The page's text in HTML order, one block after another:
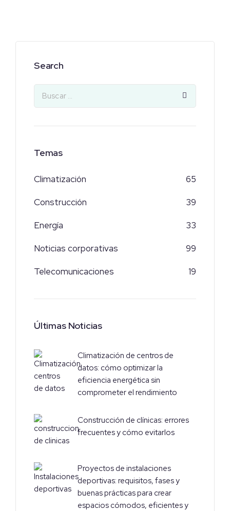
Search
Temas
Climatización 65
Construcción 39
Energía 33
Noticias corporativas 99
Telecomunicaciones 19
Últimas Noticias
Climatización de centros de
datos: cómo optimizar la
eficiencia energética sin
comprometer el rendimiento
Construcción de clínicas: errores
frecuentes y cómo evitarlos
Proyectos de instalaciones
deportivas: requisitos, fases y
buenas prácticas para crear
espacios cómodos, eficientes y